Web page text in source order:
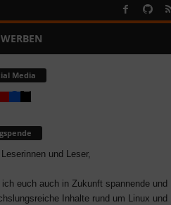
WERBEN
Media
Leserinnen und Leser,
euch auch in Zukunft spannende und
Inhalte rund um Linux und